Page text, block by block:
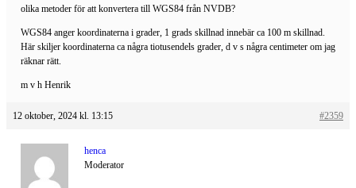
olika metoder för att konvertera till WGS84 från NVDB?
WGS84 anger koordinaterna i grader, 1 grads skillnad innebär ca 100 m skillnad.
Här skiljer koordinaterna ca några tiotusendels grader, d v s några centimeter om jag
räknar rätt.
m v h Henrik
12 oktober, 2024 kl. 13:15 #2359
henca
Moderator